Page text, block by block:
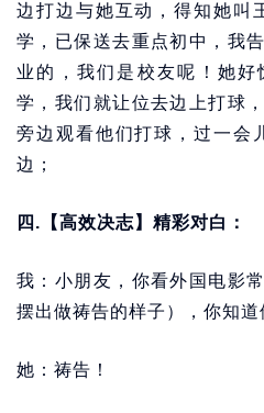
边打边与她互动，得知她叫
学，已保送去重点初中，我
业的，我们是校友呢！她
学，我们就让位去边上打球
旁边观看他们打球，过一会
边；
四.【高效决志】精彩对白：
我：小朋友，你看外国电影
摆出做祷告的样子），你知道
她：祷告！